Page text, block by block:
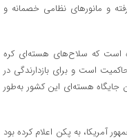
و مانورهای نظامی خصمانه و
است که سلاح‌های هسته‌ای کره
است و برای بازدارندگی در
هسته‌ای این کشور به‌طور
آمریکا، به پکن اعلام کرده بود